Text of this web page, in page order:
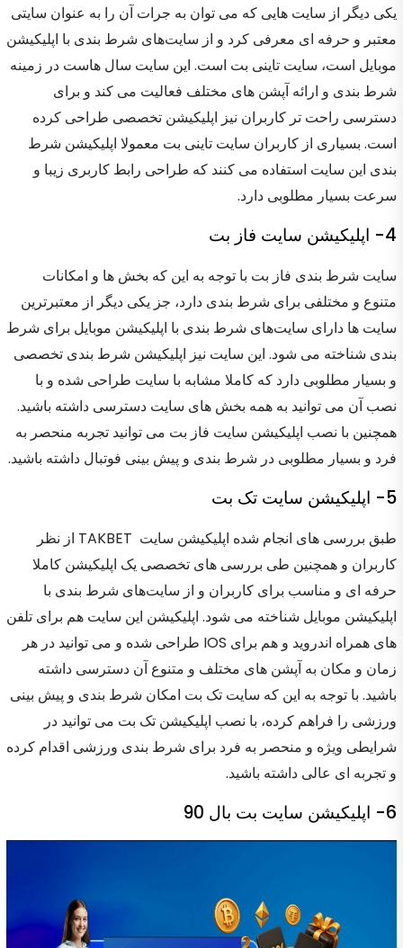
یکی دیگر از سایت هایی که می توان به جرات آن را به عنوان سایتی
معتبر و حرفه ای معرفی کرد و از سایت‌های شرط بندی با اپلیکیشن
موبایل است، سایت تاینی بت است. این سایت سال هاست در زمینه
شرط بندی و ارائه آپشن های مختلف فعالیت می کند و برای
دسترسی راحت تر کاربران نیز اپلیکیشن تخصصی طراحی کرده
است. بسیاری از کاربران سایت تاینی بت معمولا اپلیکیشن شرط
بندی این سایت استفاده می کنند که طراحی رابط کاربری زیبا و
سرعت بسیار مطلوبی دارد.
4- اپلیکیشن سایت فاز بت
سایت شرط بندی فاز بت با توجه به این که بخش ها و امکانات
متنوع و مختلفی برای شرط بندی دارد، جز یکی دیگر از معتبرترین
سایت ها دارای سایت‌های شرط بندی با اپلیکیشن موبایل برای شرط
بندی شناخته می شود. این سایت نیز اپلیکیشن شرط بندی تخصصی
و بسیار مطلوبی دارد که کاملا مشابه با سایت طراحی شده و با
نصب آن می توانید به همه بخش های سایت دسترسی داشته باشید.
همچنین با نصب اپلیکیشن سایت فاز بت می توانید تجربه منحصر به
فرد و بسیار مطلوبی در شرط بندی و پیش بینی فوتبال داشته باشید.
5- اپلیکیشن سایت تک بت
طبق بررسی های انجام شده اپلیکیشن سایت TAKBET از نظر
کاربران و همچنین طی بررسی های تخصصی یک اپلیکیشن کاملا
حرفه ای و مناسب برای کاربران و از سایت‌های شرط بندی با
اپلیکیشن موبایل شناخته می شود. اپلیکیشن این سایت هم برای تلفن
های همراه اندروید و هم برای IOS طراحی شده و می توانید در هر
زمان و مکان به آپشن های مختلف و متنوع آن دسترسی داشته
باشید. با توجه به این که سایت تک بت امکان شرط بندی و پیش بینی
ورزشی را فراهم کرده، با نصب اپلیکیشن تک بت می توانید در
شرایطی ویژه و منحصر به فرد برای شرط بندی ورزشی اقدام کرده
و تجربه ای عالی داشته باشید.
6- اپلیکیشن سایت بت بال 90